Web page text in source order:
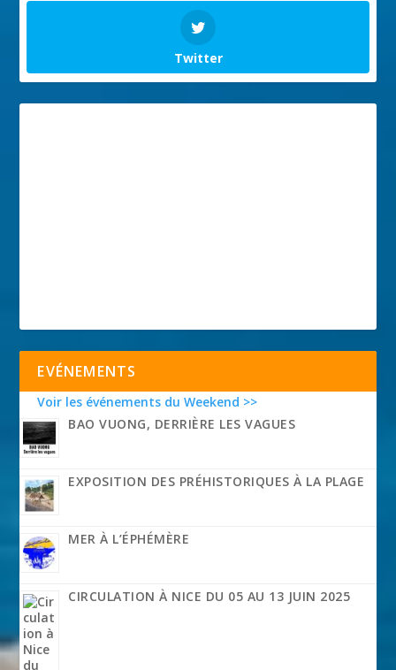
Twitter
EVÉNEMENTS
Voir les événements du Weekend >>
BAO VUONG, DERRIÈRE LES VAGUES
EXPOSITION DES PRÉHISTORIQUES À LA PLAGE
MER À L’ÉPHÉMÈRE
CIRCULATION À NICE DU 05 AU 13 JUIN 2025